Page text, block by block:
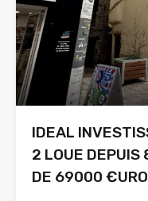
IDEAL
2 LOUE DEPUIS
DE 69000